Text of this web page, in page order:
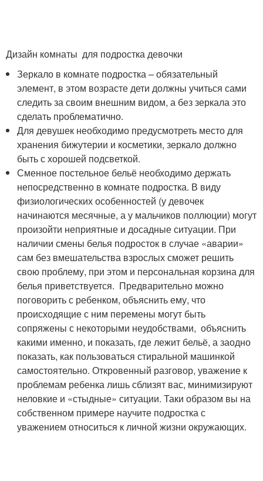
Дизайн комнаты для подростка девочки
Зеркало в комнате подростка – обязательный
элемент, в этом возрасте дети должны учиться сами
следить за своим внешним видом, а без зеркала это
сделать проблематично.
Для девушек необходимо предусмотреть место для
хранения бижутерии и косметики, зеркало должно
быть с хорошей подсветкой.
Сменное постельное бельё необходимо держать
непосредственно в комнате подростка. В виду
физиологических особенностей (у девочек
начинаются месячные, а у мальчиков поллюции) могут
произойти неприятные и досадные ситуации. При
наличии смены белья подросток в случае «аварии»
сам без вмешательства взрослых сможет решить
свою проблему, при этом и персональная корзина для
белья приветствуется. Предварительно можно
поговорить с ребенком, объяснить ему, что
происходящие с ним перемены могут быть
сопряжены с некоторыми неудобствами, объяснить
какими именно, и показать, где лежит бельё, а заодно
показать, как пользоваться стиральной машинкой
самостоятельно. Откровенный разговор, уважение к
проблемам ребенка лишь сблизят вас, минимизируют
неловкие и «стыдные» ситуации. Таки образом вы на
собственном примере научите подростка с
уважением относиться к личной жизни окружающих.